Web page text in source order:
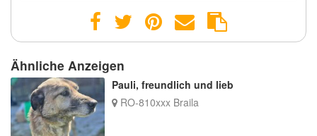
Ähnliche Anzeigen
Pauli, freundlich und lieb
RO-810xxx Braila